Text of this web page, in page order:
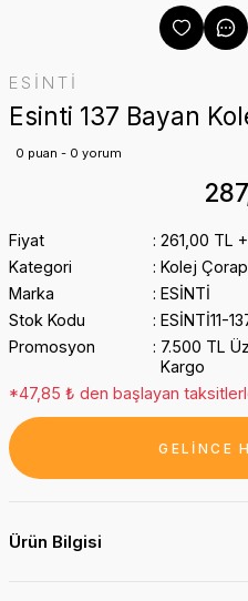
ESİNTİ
Esinti 137 Bayan
0 puan - 0 yorum
Fiyat
261,00 TL
Kategori
Kolej Çorap
Marka
ESİNTİ
Stok Kodu
ESİNTİ11-
Promosyon
7.500 TL
Kargo
*47,85 ₺ den başlayan
GELİNCE
Ürün Bilgisi